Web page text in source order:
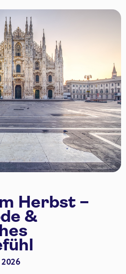
Herbst –
&